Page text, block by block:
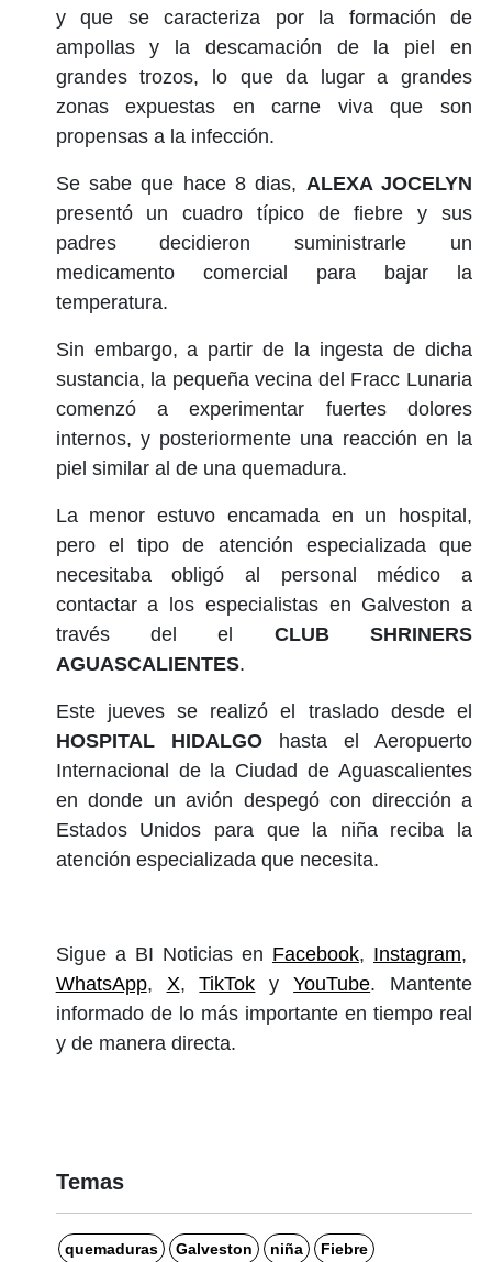
y que se caracteriza por la formación de
ampollas y la descamación de la piel en
grandes trozos, lo que da lugar a grandes
zonas expuestas en carne viva que son
propensas a la infección.
Se sabe que hace 8 dias, ALEXA JOCELYN
presentó un cuadro típico de fiebre y sus
padres decidieron suministrarle un
medicamento comercial para bajar la
temperatura.
Sin embargo, a partir de la ingesta de dicha
sustancia, la pequeña vecina del Fracc Lunaria
comenzó a experimentar fuertes dolores
internos, y posteriormente una reacción en la
piel similar al de una quemadura.
La menor estuvo encamada en un hospital,
pero el tipo de atención especializada que
necesitaba obligó al personal médico a
contactar a los especialistas en Galveston a
través del el CLUB SHRINERS
AGUASCALIENTES.
Este jueves se realizó el traslado desde el
HOSPITAL HIDALGOhasta el Aeropuerto
Internacional de la Ciudad de Aguascalientes
en donde un avión despegó con dirección a
Estados Unidos para que la niña reciba la
atención especializada que necesita.
Sigue a BI Noticias en Facebook, Instagram,
WhatsApp, X,TikTok yYouTube. Mantente
informado de lo más importante en tiempo real
y de manera directa.
Temas
quemaduras Galveston niña Fiebre